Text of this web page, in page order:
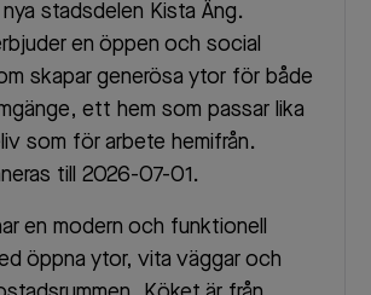
stadsdelen Kista Äng.
en öppen och social
skapar generösa ytor för både
ett hem som passar lika
som för arbete hemifrån.
till 2026-07-01.
en modern och funktionell
öppna ytor, vita väggar och